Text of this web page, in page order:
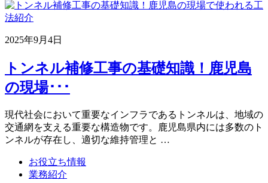
2025年9月4日
トンネル補修工事の基礎知識！鹿児島
の現場･･･
現代社会において重要なインフラであるトンネルは、地域の
交通網を支える重要な構造物です。鹿児島県内には多数のト
ンネルが存在し、適切な維持管理と …
お役立ち情報
業務紹介